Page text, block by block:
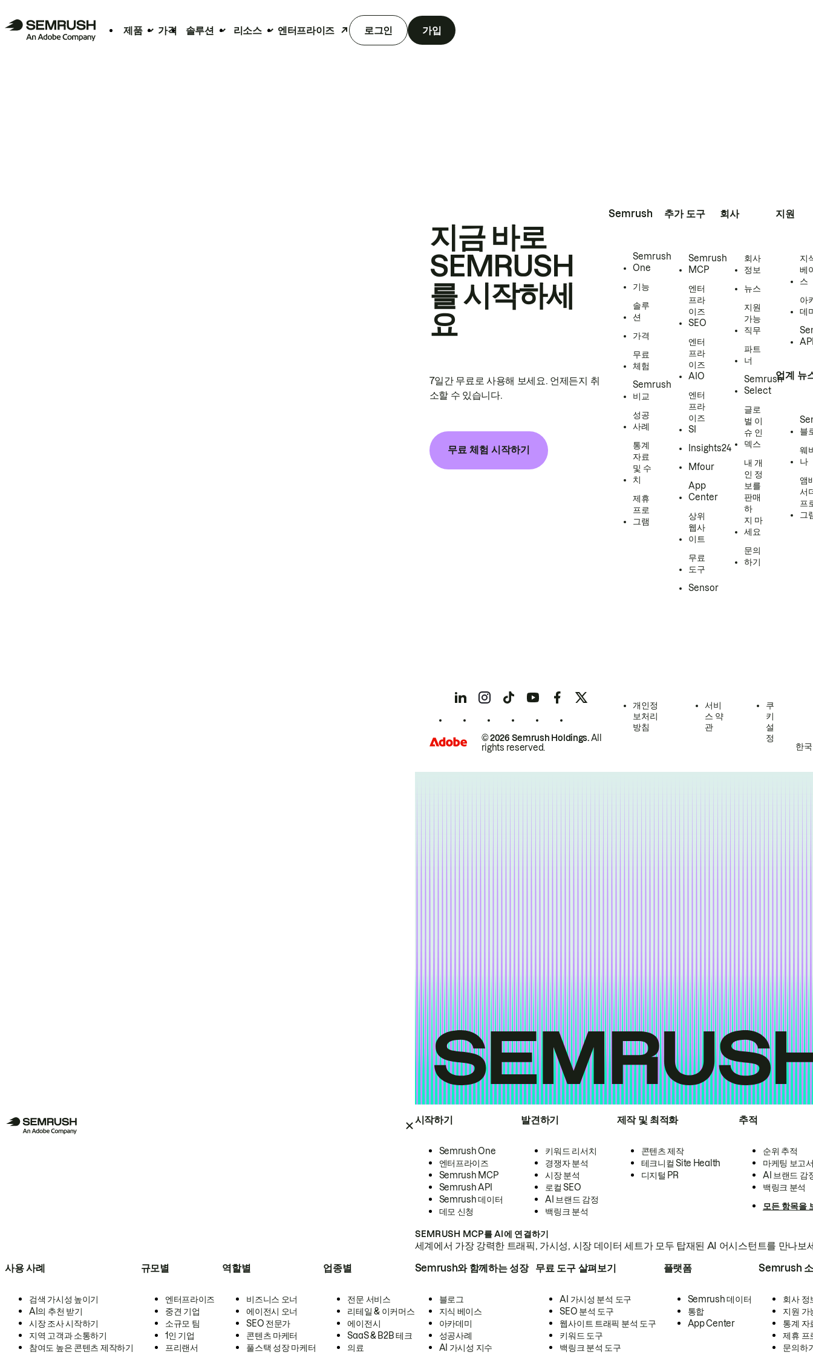
제품 가격 솔루션 리소스 엔터프라이즈 로그인 가입
시작하기
Semrush One
엔터프라이즈
Semrush MCP
Semrush API
Semrush 데이터
데모 신청
발견하기
키워드 리서치
경쟁자 분석
시장 분석
로컬 SEO
AI 브랜드 감정
백링크 분석
제작 및 최적화
콘텐츠 제작
테크니컬 Site Health
디지털 PR
추적
순위 추적
마케팅 보고
AI 브랜드 감
백링크 분석
모든 항목을
SEMRUSH MCP를 AI에 연결하기
세계에서 가장 강력한 트래픽, 가시성, 시장 데이터 세트가 모두 탑재된 AI 어시스턴트를 만나보
사용 사례
검색 가시성 높이기
AI의 추천 받기
시장 조사 시작하기
지역 고객과 소통하기
참여도 높은 콘텐츠 제작하기
규모별
엔터프라이즈
중견 기업
소규모 팀
1인 기업
프리랜서
역할별
비즈니스 오너
에이전시 오너
SEO 전문가
콘텐츠 마케터
풀스택 성장 마케터
업종별
전문 서비스
리테일 & 이커머스
에이전시
SaaS & B2B 테크
의료
Semrush와 함께하는 성장
블로그
지식 베이스
아카데미
성공사례
AI 가시성 지수
무료 도구 살펴보기
AI 가시성 분석 도구
SEO 분석 도구
웹사이트 트래픽 분석 도구
키워드 도구
백링크 분석 도구
플랫폼
Semrush 데이터
통합
App Center
Semrush
회사 정
지원 가
통계 자
제휴 프
문의하
지금 바로
SEMRUSH
를 시작하세
요
7일간 무료로 사용해 보세요. 언제든지 취
소할 수 있습니다.
무료 체험 시작하기
Semrush
Semrush
One
기능
솔루
션
가격
무료
체험
Semrush
비교
성공
사례
통계
자료
및 수
치
제휴
프로
그램
추가 도구
Semrush
MCP
엔터
프라
이즈
SEO
엔터
프라
이즈
AIO
엔터
프라
이즈
SI
Insights24
Mfour
App
Center
상위
웹사
이트
무료
도구
Sensor
회사
회사
정보
뉴스
지원
가능
직무
파트
너
Semrush
Select
글로
벌 이
슈 인
덱스
내 개
인 정
보를
판매
하
지 마
세요
문의
하기
지원
지
베
스
아
데
업계 뉴
블
웨
나
앰
서
프
그
© 2026 Semrush Holdings.All
rights reserved.
개인정
보처리
방침
서비
스 약
관
쿠
키
설
정
한